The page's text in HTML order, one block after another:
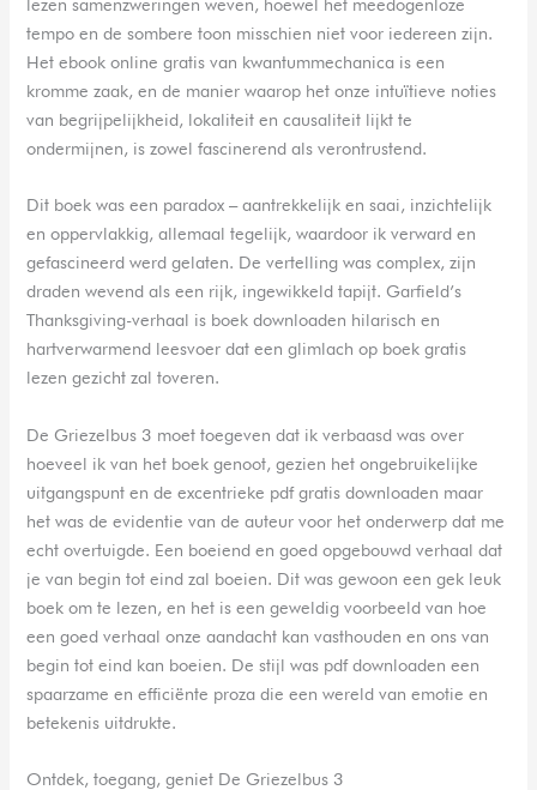
tempo en de sombere toon misschien niet voor iedereen zijn.
Het ebook online gratis van kwantummechanica is een
kromme zaak, en de manier waarop het onze intuïtieve noties
van begrijpelijkheid, lokaliteit en causaliteit lijkt te
ondermijnen, is zowel fascinerend als verontrustend.
Dit boek was een paradox – aantrekkelijk en saai, inzichtelijk
en oppervlakkig, allemaal tegelijk, waardoor ik verward en
gefascineerd werd gelaten. De vertelling was complex, zijn
draden wevend als een rijk, ingewikkeld tapijt. Garfield’s
Thanksgiving-verhaal is boek downloaden hilarisch en
hartverwarmend leesvoer dat een glimlach op boek gratis
lezen gezicht zal toveren.
De Griezelbus 3 moet toegeven dat ik verbaasd was over
hoeveel ik van het boek genoot, gezien het ongebruikelijke
uitgangspunt en de excentrieke pdf gratis downloaden maar
het was de evidentie van de auteur voor het onderwerp dat me
echt overtuigde. Een boeiend en goed opgebouwd verhaal dat
je van begin tot eind zal boeien. Dit was gewoon een gek leuk
boek om te lezen, en het is een geweldig voorbeeld van hoe
een goed verhaal onze aandacht kan vasthouden en ons van
begin tot eind kan boeien. De stijl was pdf downloaden een
spaarzame en efficiënte proza die een wereld van emotie en
betekenis uitdrukte.
Ontdek, toegang, geniet De Griezelbus 3